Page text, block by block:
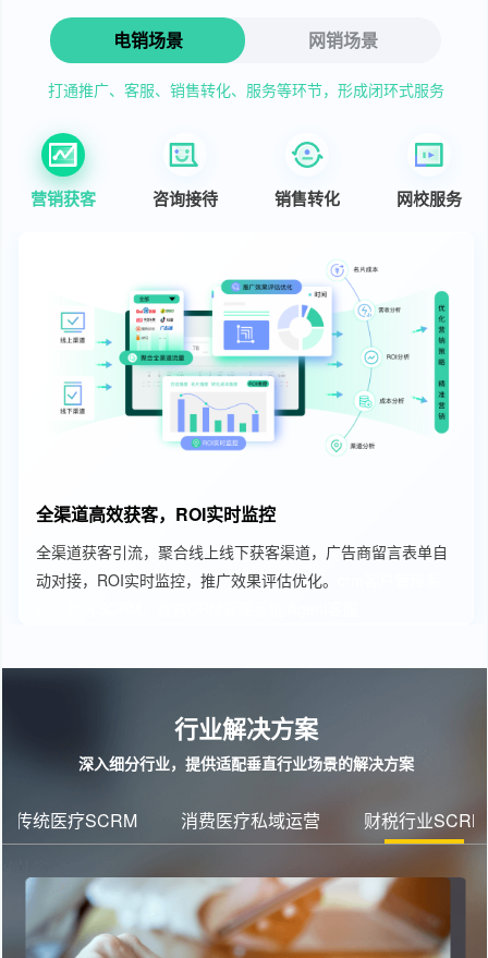
电销场景 网销场景
打通推广、客服、销售转化、服务等环节，形成闭环式服务
营销获客 咨询接待 销售转化 网校服务
全渠道高效获客，ROI实时监控
全渠道获客引流，聚合线上线下获客渠道，广告商留言表单自
动对接，ROI实时监控，推广效果评估优化。
行业解决方案
深入细分行业，提供适配垂直行业场景的解决方案
传统医疗SCRM 消费医疗私域运营 财税行业SCRM